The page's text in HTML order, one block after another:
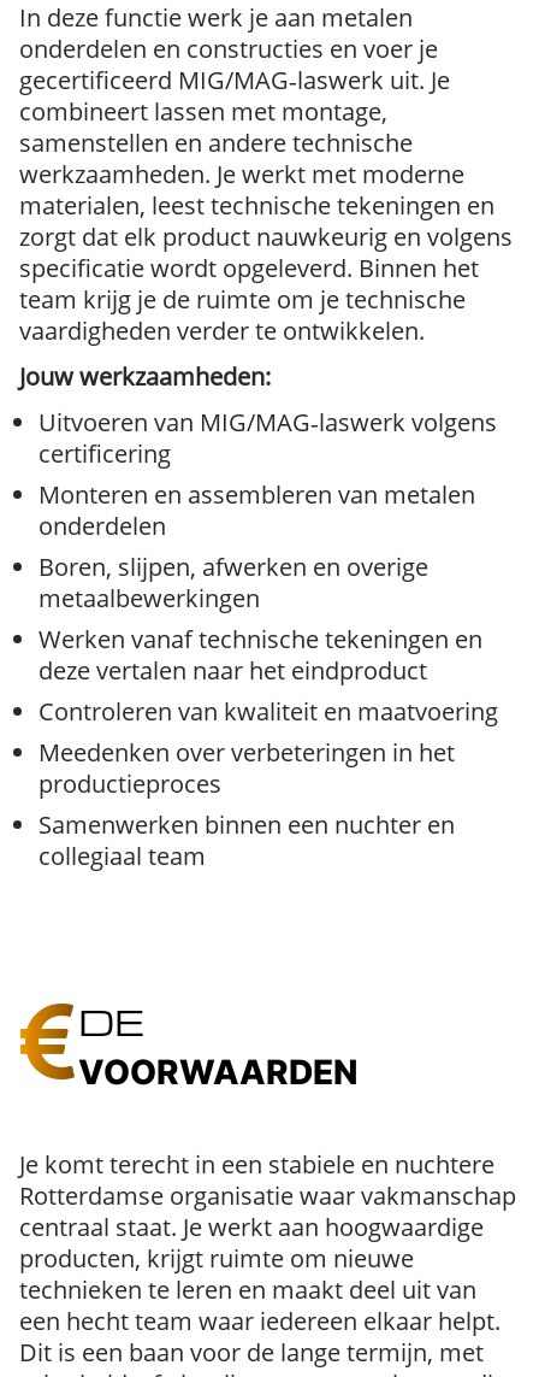
In deze functie werk je aan metalen
onderdelen en constructies en voer je
gecertificeerd MIG/MAG‑laswerk uit. Je
combineert lassen met montage,
samenstellen en andere technische
werkzaamheden. Je werkt met moderne
materialen, leest technische tekeningen en
zorgt dat elk product nauwkeurig en volgens
specificatie wordt opgeleverd. Binnen het
team krijg je de ruimte om je technische
vaardigheden verder te ontwikkelen.
Jouw werkzaamheden:
Uitvoeren van MIG/MAG‑laswerk volgens
certificering
Monteren en assembleren van metalen
onderdelen
Boren, slijpen, afwerken en overige
metaalbewerkingen
Werken vanaf technische tekeningen en
deze vertalen naar het eindproduct
Controleren van kwaliteit en maatvoering
Meedenken over verbeteringen in het
productieproces
Samenwerken binnen een nuchter en
collegiaal team
DE
VOORWAARDEN
Je komt terecht in een stabiele en nuchtere
Rotterdamse organisatie waar vakmanschap
centraal staat. Je werkt aan hoogwaardige
producten, krijgt ruimte om nieuwe
technieken te leren en maakt deel uit van
een hecht team waar iedereen elkaar helpt.
Dit is een baan voor de lange termijn, met